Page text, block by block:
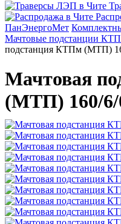
ПанЭнергоМет
Мачтовые подстанции
подстанция КТПм (МТП)
Мачтовая
(МТП) 160/6/